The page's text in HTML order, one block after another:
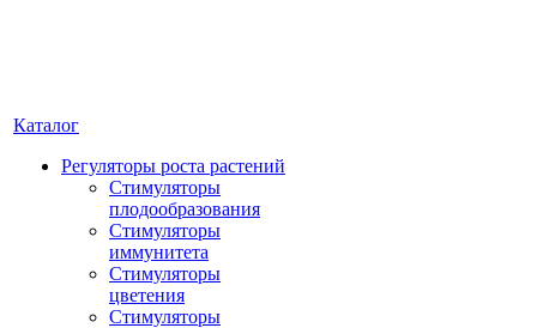
Каталог
Регуляторы роста растений
Стимуляторы
плодообразования
Стимуляторы
иммунитета
Стимуляторы
цветения
Стимуляторы